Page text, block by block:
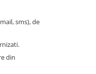
sms), de
din